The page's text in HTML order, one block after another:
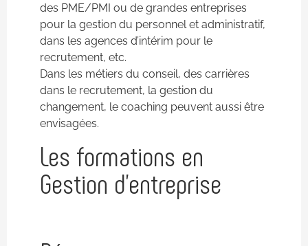
des PME/PMI ou de grandes entreprises
pour la gestion du personnel et administratif,
dans les agences d’intérim pour le
recrutement, etc.
Dans les métiers du conseil, des carrières
dans le recrutement, la gestion du
changement, le coaching peuvent aussi être
envisagées.
Les formations en
Gestion d'entreprise